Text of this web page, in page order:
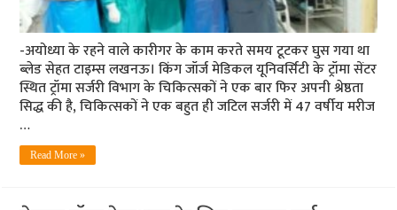
-अयोध्या के रहने वाले कारीगर के काम करते समय टूटकर घुस गया था
ब्लेड सेहत टाइम्स लखनऊ। किंग जॉर्ज मेडिकल यूनिवर्सिटी के ट्रॉमा सेंटर
स्थित ट्रॉमा सर्जरी विभाग के चिकित्सकों ने एक बार फिर अपनी श्रेष्ठता
सिद्ध की है, चिकित्सकों ने एक बहुत ही जटिल सर्जरी में 47 वर्षीय मरीज
…
Read More »